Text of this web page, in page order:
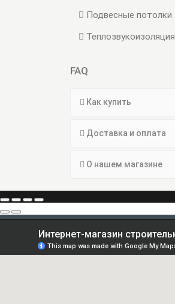
Подвесные потолки
Теплозвукоизоляция
FAQ
Как купить
Доставка и оплата
О нашем магазине